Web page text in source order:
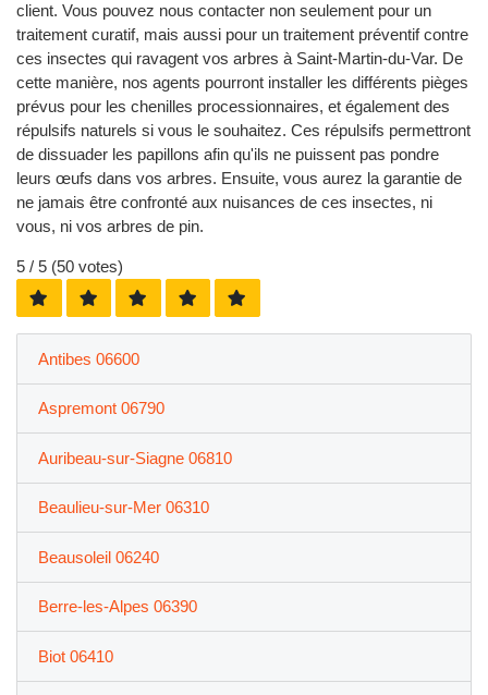
client. Vous pouvez nous contacter non seulement pour un
traitement curatif, mais aussi pour un traitement préventif contre
ces insectes qui ravagent vos arbres à Saint-Martin-du-Var. De
cette manière, nos agents pourront installer les différents pièges
prévus pour les chenilles processionnaires, et également des
répulsifs naturels si vous le souhaitez. Ces répulsifs permettront
de dissuader les papillons afin qu'ils ne puissent pas pondre
leurs œufs dans vos arbres. Ensuite, vous aurez la garantie de
ne jamais être confronté aux nuisances de ces insectes, ni
vous, ni vos arbres de pin.
5 / 5 (50 votes)
Antibes 06600
Aspremont 06790
Auribeau-sur-Siagne 06810
Beaulieu-sur-Mer 06310
Beausoleil 06240
Berre-les-Alpes 06390
Biot 06410